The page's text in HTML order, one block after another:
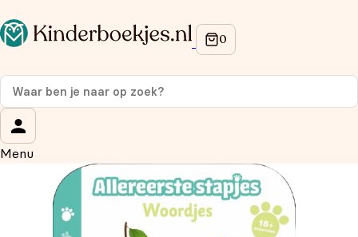
Menu
Op de hoogte blijven van onze acties?
Meld je aan voor onze nieuwsbrief en ontvang
korting
Wat is je voornaam?
Wat is je e-mailadres?*